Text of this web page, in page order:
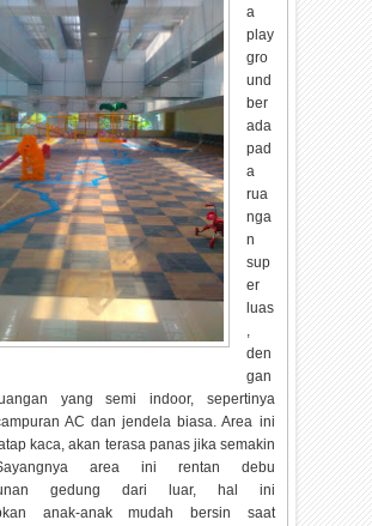
a
play
gro
und
ber
ada
pad
a
rua
nga
n
sup
er
luas
,
den
gan
yang semi indoor, sepertinya
AC dan jendela biasa. Area ini
kaca, akan terasa panas jika semakin
area ini rentan debu
gedung dari luar, hal ini
anak-anak mudah bersin saat